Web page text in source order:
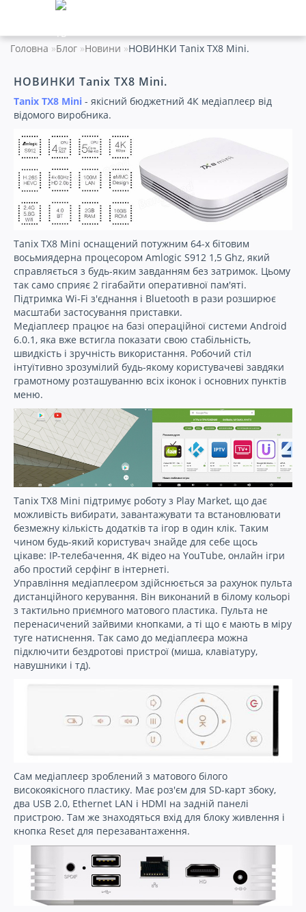
Головна Блог Новини НОВИНКИ Tanix TX8 Mini.
НОВИНКИ Tanix TX8 Mini.
Tanix TX8 Mini - якісний бюджетний 4К медіаплеєр від
відомого виробника.
Tanix TX8 Mini оснащений потужним 64-х бітовим
восьмиядерна процесором Amlogic S912 1,5 Ghz, який
справляється з будь-яким завданням без затримок. Цьому
так само сприяє 2 гігабайти оперативної пам'яті.
Підтримка Wi-Fi з'єднання і Bluetooth в рази розширює
масштаби застосування приставки.
Медіаплеєр працює на базі операційної системи Android
6.0.1, яка вже встигла показати свою стабільність,
швидкість і зручність використання. Робочий стіл
інтуїтивно зрозумілий будь-якому користувачеві завдяки
грамотному розташуванню всіх іконок і основних пунктів
меню.
Tanix TX8 Mini підтримує роботу з Play Market, що дає
можливість вибирати, завантажувати та встановлювати
безмежну кількість додатків та ігор в один клік. Таким
чином будь-який користувач знайде для себе щось
цікаве: IP-телебачення, 4К відео на YouTube, онлайн ігри
або простий серфінг в інтернеті.
Управління медіаплеєром здійснюється за рахунок пульта
дистанційного керування. Він виконаний в білому кольорі
з тактильно приємного матового пластика. Пульта не
перенасичений зайвими кнопками, а ті що є мають в міру
туге натиснення. Так само до медіаплеєра можна
підключити бездротові пристрої (миша, клавіатуру,
навушники і тд).
Сам медіаплеєр зроблений з матового білого
високоякісного пластику. Має роз'єм для SD-карт збоку,
два USB 2.0, Ethernet LAN і HDMI на задній панелі
пристрою. Там же знаходяться вхід для блоку живлення і
кнопка Reset для перезавантаження.